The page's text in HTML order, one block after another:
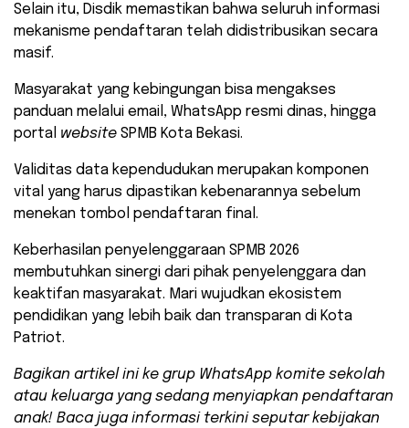
​Selain itu, Disdik memastikan bahwa seluruh informasi
mekanisme pendaftaran telah didistribusikan secara
masif.
Masyarakat yang kebingungan bisa mengakses
panduan melalui email, WhatsApp resmi dinas, hingga
portal website SPMB Kota Bekasi.
Validitas data kependudukan merupakan komponen
vital yang harus dipastikan kebenarannya sebelum
menekan tombol pendaftaran final.
​Keberhasilan penyelenggaraan SPMB 2026
membutuhkan sinergi dari pihak penyelenggara dan
keaktifan masyarakat. Mari wujudkan ekosistem
pendidikan yang lebih baik dan transparan di Kota
Patriot.
Bagikan artikel ini ke grup WhatsApp komite sekolah
atau keluarga yang sedang menyiapkan pendaftaran
anak! Baca juga informasi terkini seputar kebijakan